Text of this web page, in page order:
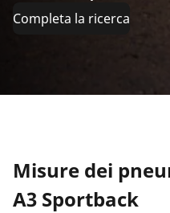
Completa la ricerca
Misure dei
A3 Sportback